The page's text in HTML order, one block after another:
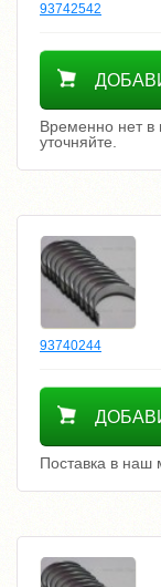
93742542
Уточнить
Временно нет в
уточняйте.
93740244
3700
Поставка в наш